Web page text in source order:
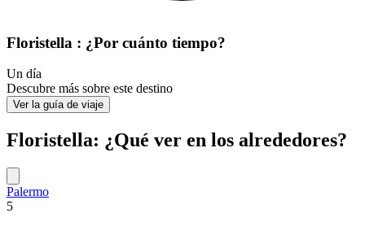
Floristella : ¿Por cuánto tiempo?
Un día
Descubre más sobre este destino
Ver la guía de viaje
Floristella: ¿Qué ver en los alrededores?
Palermo
5